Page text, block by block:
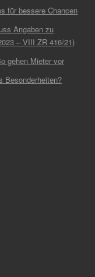
für bessere Chancen
Angaben zu
– VIII ZR 416/21)
gehen Mieter vor
Besonderheiten?